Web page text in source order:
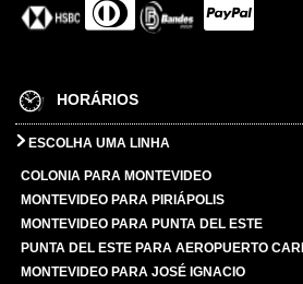
HORÁRIOS
ESCOLHA UMA LINHA
COLONIA PARA MONTEVIDEO
MONTEVIDEO PARA PIRIÁPOLIS
MONTEVIDEO PARA PUNTA DEL ESTE
PUNTA DEL ESTE PARA AEROPUERTO
MONTEVIDEO PARA JOSÉ IGNACIO